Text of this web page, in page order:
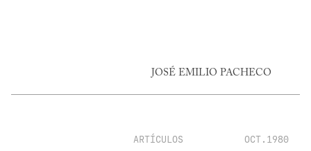
JOSÉ EMILIO PACHECO
ARTÍCULOS OCT.1980